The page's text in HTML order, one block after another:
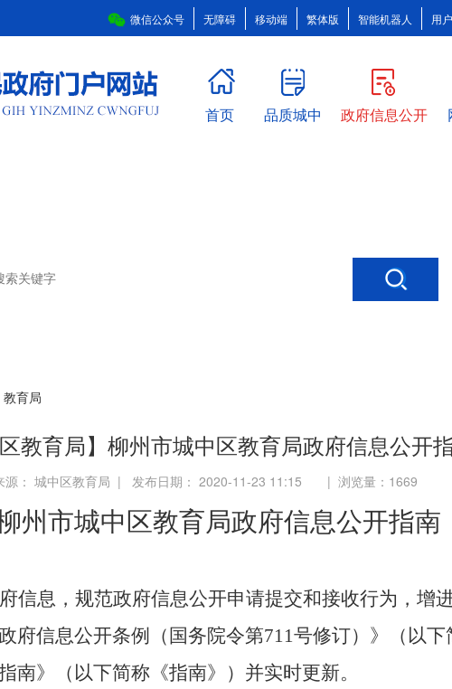
微信公众号 无障碍 移动端 繁体版 智能机器人 用
首页 品质城中 政府信息公开
教育局
区教育局】柳州市城中区教育局政府信息公开
源： 城中区教育局 | 发布日期： 2020-11-23 11:15 | 浏览量： 1669
州市城中区教育局政府信息公开指南
信息，规范政府信息公开申请提交和接收行为，增
府信息公开条例（国务院令第711号修订）》（以
南》（以下简称《指南》）并实时更新。